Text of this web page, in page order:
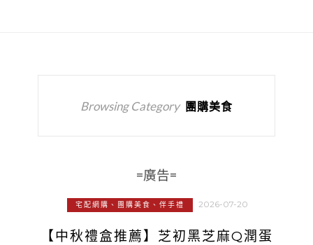
Browsing Category 團購美食
=廣告=
宅配網購、團購美食、伴手禮 2026-07-20
【中秋禮盒推薦】芝初黑芝麻Q潤蛋